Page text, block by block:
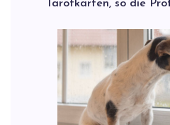
Tarotkarten, so die